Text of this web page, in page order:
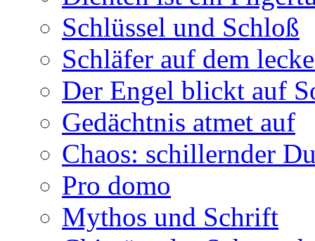
Schlüssel und Schloß
Schläfer auf dem
Der Engel blickt auf
Gedächtnis atmet auf
Chaos: schillernder
Pro domo
Mythos und Schrift